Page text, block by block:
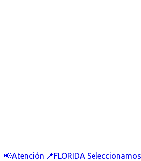
📢Atención 📍FLORIDA